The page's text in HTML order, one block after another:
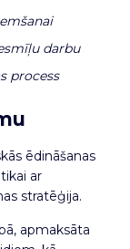
darbu
process
ēdināšanas
ar
stratēģija.
apmaksāta